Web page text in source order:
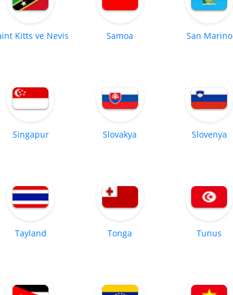
Kitts ve Nevis Samoa San Marino
Singapur Slovakya Slovenya
Tayland Tonga Tunus